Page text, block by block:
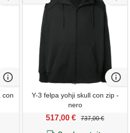
con
Y-3 felpa yohji skull con zip -
nero
517,00 € 737,00 €